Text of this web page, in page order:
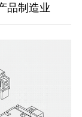
品制造业